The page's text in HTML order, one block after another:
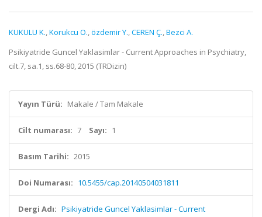
KUKULU K.,Korukcu O.,özdemir Y.,CEREN Ç.,Bezci A.
Psikiyatride Guncel Yaklasimlar - Current Approaches in Psychiatry,
cilt.7, sa.1, ss.68-80, 2015 (TRDizin)
Yayın Türü: Makale / Tam Makale
Cilt numarası: 7 Sayı: 1
Basım Tarihi: 2015
Doi Numarası: 10.5455/cap.20140504031811
Dergi Adı: Psikiyatride Guncel Yaklasimlar - Current